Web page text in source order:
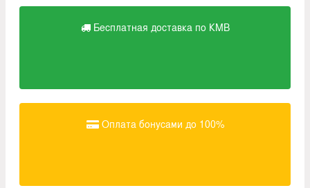
Бесплатная доставка по КМВ
Оплата бонусами до 100%